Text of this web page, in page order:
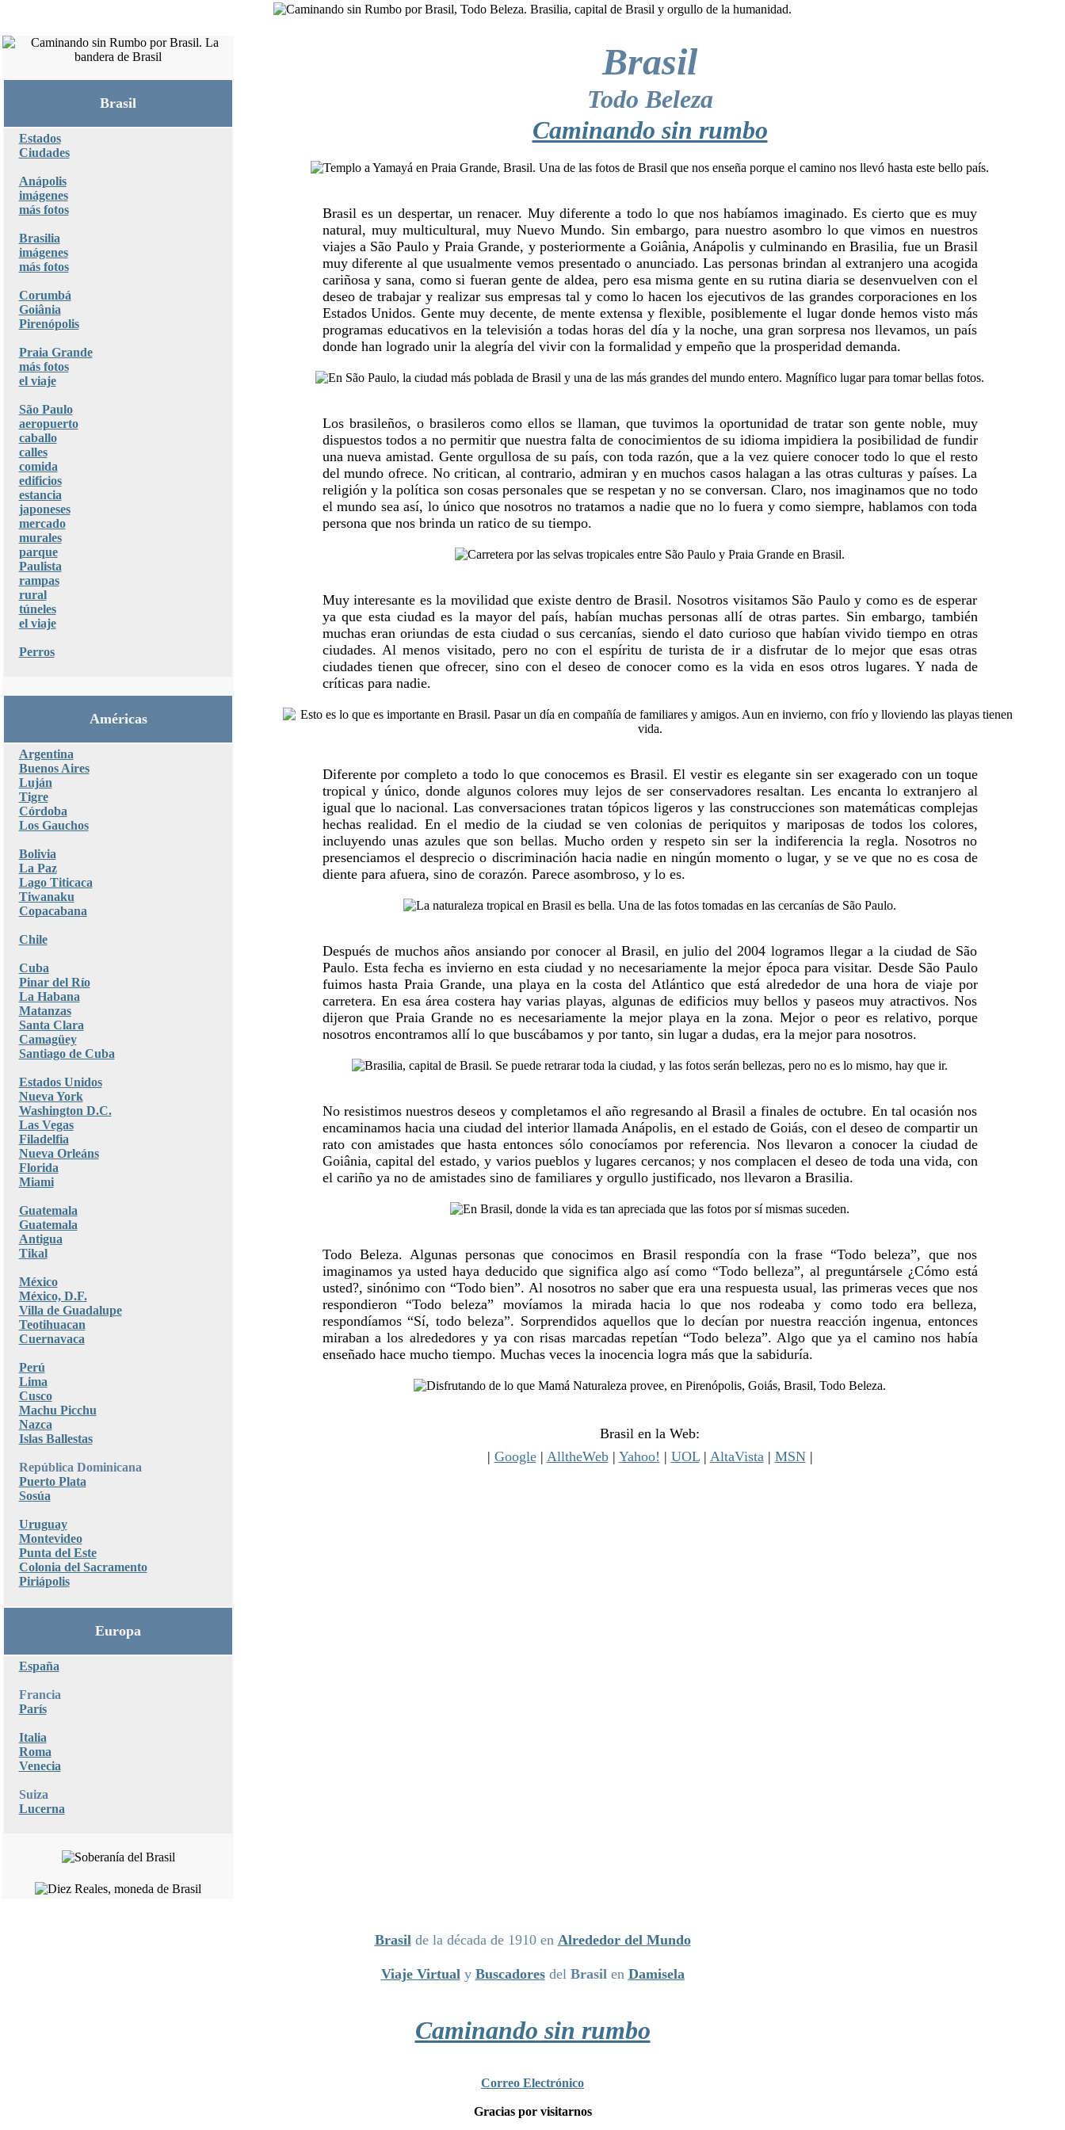
Brasil
Estados
Ciudades
Anápolis
imágenes
más fotos
Brasilia
imágenes
más fotos
Corumbá
Goiânia
Pirenópolis
Praia Grande
más fotos
el viaje
São Paulo
aeropuerto
caballo
calles
comida
edificios
estancia
japoneses
mercado
murales
parque
Paulista
rampas
rural
túneles
el viaje
Perros
Américas
Argentina
Buenos Aires
Luján
Tigre
Córdoba
Los Gauchos
Bolivia
La Paz
Lago Titicaca
Tiwanaku
Copacabana
Chile
Cuba
Pinar del Río
La Habana
Matanzas
Santa Clara
Camagüey
Santiago de Cuba
Estados Unidos
Nueva York
Washington D.C.
Las Vegas
Filadelfia
Nueva Orleáns
Florida
Miami
Guatemala
Guatemala
Antigua
Tikal
México
México, D.F.
Villa de Guadalupe
Teotihuacan
Cuernavaca
Perú
Lima
Cusco
Machu Picchu
Nazca
Islas Ballestas
República Dominicana
Puerto Plata
Sosúa
Uruguay
Montevideo
Punta del Este
Colonia del Sacramento
Piriápolis
Europa
España
Francia
París
Italia
Roma
Venecia
Suiza
Lucerna
Brasil
Todo Beleza
Caminando sin rumbo
Brasil es un despertar, un renacer. Muy diferente a todo lo que nos habíamos imaginado. Es cierto que es muy
natural, muy multicultural, muy Nuevo Mundo. Sin embargo, para nuestro asombro lo que vimos en nuestros
viajes a São Paulo y Praia Grande, y posteriormente a Goiânia, Anápolis y culminando en Brasilia, fue un Brasil
muy diferente al que usualmente vemos presentado o anunciado. Las personas brindan al extranjero una acogida
cariñosa y sana, como si fueran gente de aldea, pero esa misma gente en su rutina diaria se desenvuelven con el
deseo de trabajar y realizar sus empresas tal y como lo hacen los ejecutivos de las grandes corporaciones en los
Estados Unidos. Gente muy decente, de mente extensa y flexible, posiblemente el lugar donde hemos visto más
programas educativos en la televisión a todas horas del día y la noche, una gran sorpresa nos llevamos, un país
donde han logrado unir la alegría del vivir con la formalidad y empeño que la prosperidad demanda.
Los brasileños, o brasileros como ellos se llaman, que tuvimos la oportunidad de tratar son gente noble, muy
dispuestos todos a no permitir que nuestra falta de conocimientos de su idioma impidiera la posibilidad de fundir
una nueva amistad. Gente orgullosa de su país, con toda razón, que a la vez quiere conocer todo lo que el resto
del mundo ofrece. No critican, al contrario, admiran y en muchos casos halagan a las otras culturas y países. La
religión y la política son cosas personales que se respetan y no se conversan. Claro, nos imaginamos que no todo
el mundo sea así, lo único que nosotros no tratamos a nadie que no lo fuera y como siempre, hablamos con toda
persona que nos brinda un ratico de su tiempo.
Muy interesante es la movilidad que existe dentro de Brasil. Nosotros visitamos São Paulo y como es de esperar
ya que esta ciudad es la mayor del país, habían muchas personas allí de otras partes. Sin embargo, también
muchas eran oriundas de esta ciudad o sus cercanías, siendo el dato curioso que habían vivido tiempo en otras
ciudades. Al menos visitado, pero no con el espíritu de turista de ir a disfrutar de lo mejor que esas otras
ciudades tienen que ofrecer, sino con el deseo de conocer como es la vida en esos otros lugares. Y nada de
críticas para nadie.
Diferente por completo a todo lo que conocemos es Brasil. El vestir es elegante sin ser exagerado con un toque
tropical y único, donde algunos colores muy lejos de ser conservadores resaltan. Les encanta lo extranjero al
igual que lo nacional. Las conversaciones tratan tópicos ligeros y las construcciones son matemáticas complejas
hechas realidad. En el medio de la ciudad se ven colonias de periquitos y mariposas de todos los colores,
incluyendo unas azules que son bellas. Mucho orden y respeto sin ser la indiferencia la regla. Nosotros no
presenciamos el desprecio o discriminación hacia nadie en ningún momento o lugar, y se ve que no es cosa de
diente para afuera, sino de corazón. Parece asombroso, y lo es.
Después de muchos años ansiando por conocer al Brasil, en julio del 2004 logramos llegar a la ciudad de São
Paulo. Esta fecha es invierno en esta ciudad y no necesariamente la mejor época para visitar. Desde São Paulo
fuimos hasta Praia Grande, una playa en la costa del Atlántico que está alrededor de una hora de viaje por
carretera. En esa área costera hay varias playas, algunas de edificios muy bellos y paseos muy atractivos. Nos
dijeron que Praia Grande no es necesariamente la mejor playa en la zona. Mejor o peor es relativo, porque
nosotros encontramos allí lo que buscábamos y por tanto, sin lugar a dudas, era la mejor para nosotros.
No resistimos nuestros deseos y completamos el año regresando al Brasil a finales de octubre. En tal ocasión nos
encaminamos hacia una ciudad del interior llamada Anápolis, en el estado de Goiás, con el deseo de compartir un
rato con amistades que hasta entonces sólo conocíamos por referencia. Nos llevaron a conocer la ciudad de
Goiânia, capital del estado, y varios pueblos y lugares cercanos; y nos complacen el deseo de toda una vida, con
el cariño ya no de amistades sino de familiares y orgullo justificado, nos llevaron a Brasilia.
Todo Beleza. Algunas personas que conocimos en Brasil respondía con la frase “Todo beleza”, que nos
imaginamos ya usted haya deducido que significa algo así como “Todo belleza”, al preguntársele ¿Cómo está
usted?, sinónimo con “Todo bien”. Al nosotros no saber que era una respuesta usual, las primeras veces que nos
respondieron “Todo beleza” movíamos la mirada hacia lo que nos rodeaba y como todo era belleza,
respondíamos “Sí, todo beleza”. Sorprendidos aquellos que lo decían por nuestra reacción ingenua, entonces
miraban a los alrededores y ya con risas marcadas repetían “Todo beleza”. Algo que ya el camino nos había
enseñado hace mucho tiempo. Muchas veces la inocencia logra más que la sabiduría.
Brasil en la Web:
| Google| AlltheWeb| Yahoo! | UOL| AltaVista| MSN|
Brasilde la década de 1910 en Alrededor del Mundo
Viaje Virtualy Buscadoresdel Brasilen Damisela
Caminando sin rumbo
Correo Electrónico
Gracias por visitarnos